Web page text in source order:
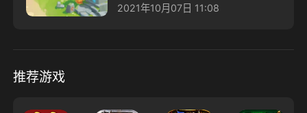
2021年10月07日 11:08
推荐游戏